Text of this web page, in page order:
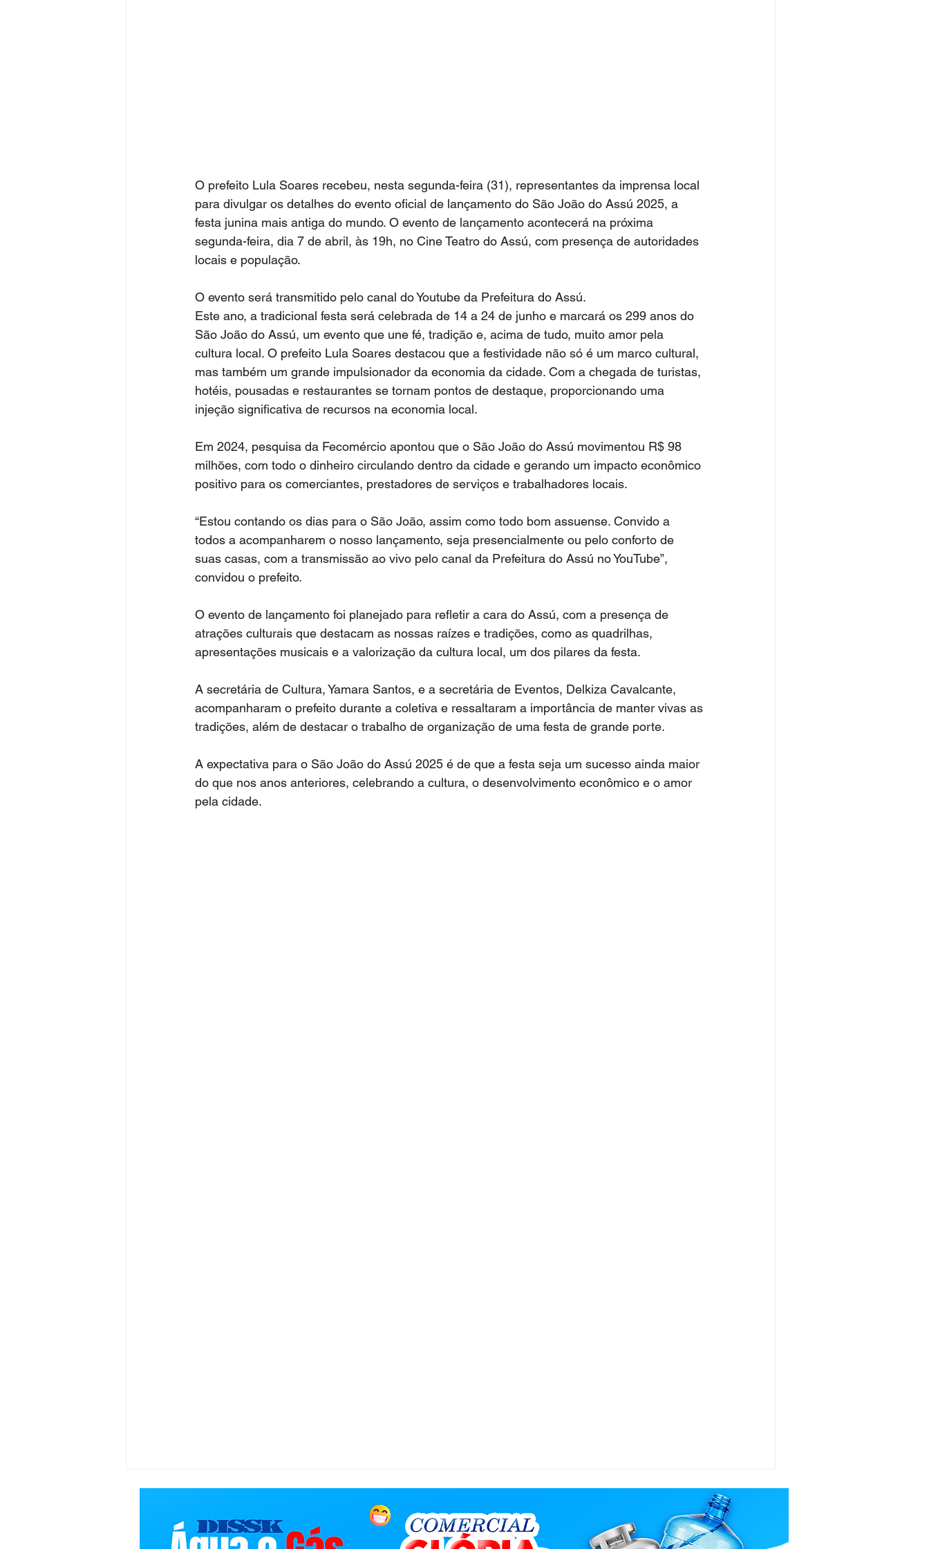
O prefeito Lula Soares recebeu, nesta segunda-feira (31), representantes da imprensa local
para divulgar os detalhes do evento oficial de lançamento do São João do Assú 2025, a
festa junina mais antiga do mundo. O evento de lançamento acontecerá na próxima
segunda-feira, dia 7 de abril, às 19h, no Cine Teatro do Assú, com presença de autoridades
locais e população.
O evento será transmitido pelo canal do Youtube da Prefeitura do Assú.
Este ano, a tradicional festa será celebrada de 14 a 24 de junho e marcará os 299 anos do
São João do Assú, um evento que une fé, tradição e, acima de tudo, muito amor pela
cultura local. O prefeito Lula Soares destacou que a festividade não só é um marco cultural,
mas também um grande impulsionador da economia da cidade. Com a chegada de turistas,
hotéis, pousadas e restaurantes se tornam pontos de destaque, proporcionando uma
injeção significativa de recursos na economia local.
Em 2024, pesquisa da Fecomércio apontou que o São João do Assú movimentou R$ 98
milhões, com todo o dinheiro circulando dentro da cidade e gerando um impacto econômico
positivo para os comerciantes, prestadores de serviços e trabalhadores locais.
“Estou contando os dias para o São João, assim como todo bom assuense. Convido a
todos a acompanharem o nosso lançamento, seja presencialmente ou pelo conforto de
suas casas, com a transmissão ao vivo pelo canal da Prefeitura do Assú no YouTube”,
convidou o prefeito.
O evento de lançamento foi planejado para refletir a cara do Assú, com a presença de
atrações culturais que destacam as nossas raízes e tradições, como as quadrilhas,
apresentações musicais e a valorização da cultura local, um dos pilares da festa.
A secretária de Cultura, Yamara Santos, e a secretária de Eventos, Delkiza Cavalcante,
acompanharam o prefeito durante a coletiva e ressaltaram a importância de manter vivas as
tradições, além de destacar o trabalho de organização de uma festa de grande porte.
A expectativa para o São João do Assú 2025 é de que a festa seja um sucesso ainda maior
do que nos anos anteriores, celebrando a cultura, o desenvolvimento econômico e o amor
pela cidade.